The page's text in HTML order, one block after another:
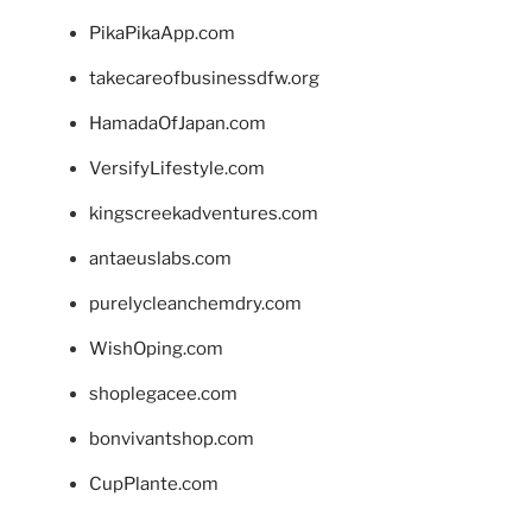
PikaPikaApp.com
takecareofbusinessdfw.org
HamadaOfJapan.com
VersifyLifestyle.com
kingscreekadventures.com
antaeuslabs.com
purelycleanchemdry.com
WishOping.com
shoplegacee.com
bonvivantshop.com
CupPlante.com